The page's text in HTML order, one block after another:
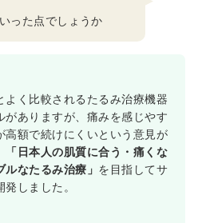
った点でしょうか
よく比較されるたるみ治療機器
がありますが、痛みを感じやす
高額で続けにくいという意見が
「日本人の肌質に合う・痛くな
ルなたるみ治療」 を目指してサ
しました。